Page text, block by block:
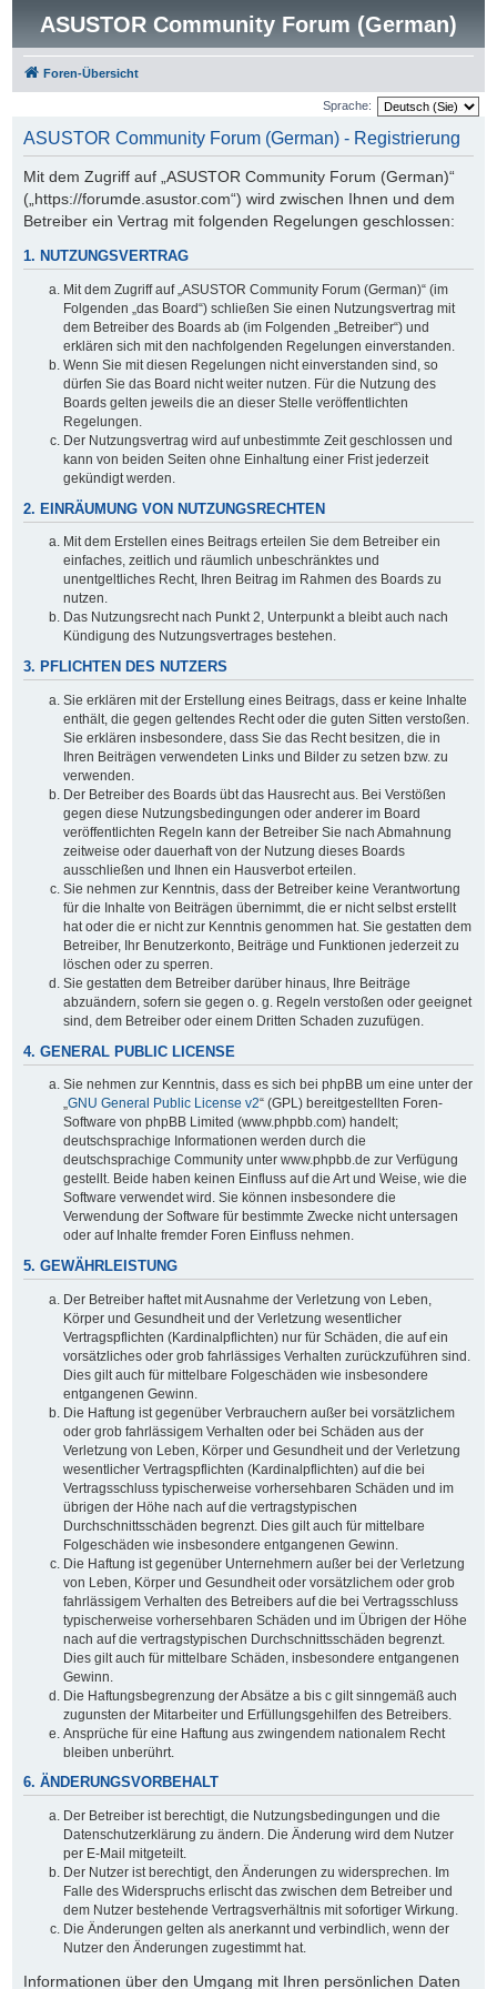
ASUSTOR Community Forum (German)
Foren-Übersicht
Sprache:
ASUSTOR Community Forum (German) - Registrierung
Mit dem Zugriff auf „ASUSTOR Community Forum (German)“
(„https://forumde.asustor.com“) wird zwischen Ihnen und dem
Betreiber ein Vertrag mit folgenden Regelungen geschlossen:
1. NUTZUNGSVERTRAG
Mit dem Zugriff auf „ASUSTOR Community Forum (German)“ (im
Folgenden „das Board“) schließen Sie einen Nutzungsvertrag mit
dem Betreiber des Boards ab (im Folgenden „Betreiber“) und
erklären sich mit den nachfolgenden Regelungen einverstanden.
Wenn Sie mit diesen Regelungen nicht einverstanden sind, so
dürfen Sie das Board nicht weiter nutzen. Für die Nutzung des
Boards gelten jeweils die an dieser Stelle veröffentlichten
Regelungen.
Der Nutzungsvertrag wird auf unbestimmte Zeit geschlossen und
kann von beiden Seiten ohne Einhaltung einer Frist jederzeit
gekündigt werden.
2. EINRÄUMUNG VON NUTZUNGSRECHTEN
Mit dem Erstellen eines Beitrags erteilen Sie dem Betreiber ein
einfaches, zeitlich und räumlich unbeschränktes und
unentgeltliches Recht, Ihren Beitrag im Rahmen des Boards zu
nutzen.
Das Nutzungsrecht nach Punkt 2, Unterpunkt a bleibt auch nach
Kündigung des Nutzungsvertrages bestehen.
3. PFLICHTEN DES NUTZERS
Sie erklären mit der Erstellung eines Beitrags, dass er keine Inhalte
enthält, die gegen geltendes Recht oder die guten Sitten verstoßen.
Sie erklären insbesondere, dass Sie das Recht besitzen, die in
Ihren Beiträgen verwendeten Links und Bilder zu setzen bzw. zu
verwenden.
Der Betreiber des Boards übt das Hausrecht aus. Bei Verstößen
gegen diese Nutzungsbedingungen oder anderer im Board
veröffentlichten Regeln kann der Betreiber Sie nach Abmahnung
zeitweise oder dauerhaft von der Nutzung dieses Boards
ausschließen und Ihnen ein Hausverbot erteilen.
Sie nehmen zur Kenntnis, dass der Betreiber keine Verantwortung
für die Inhalte von Beiträgen übernimmt, die er nicht selbst erstellt
hat oder die er nicht zur Kenntnis genommen hat. Sie gestatten dem
Betreiber, Ihr Benutzerkonto, Beiträge und Funktionen jederzeit zu
löschen oder zu sperren.
Sie gestatten dem Betreiber darüber hinaus, Ihre Beiträge
abzuändern, sofern sie gegen o. g. Regeln verstoßen oder geeignet
sind, dem Betreiber oder einem Dritten Schaden zuzufügen.
4. GENERAL PUBLIC LICENSE
Sie nehmen zur Kenntnis, dass es sich bei phpBB um eine unter der
„GNU General Public License v2“ (GPL) bereitgestellten Foren-
Software von phpBB Limited (www.phpbb.com) handelt;
deutschsprachige Informationen werden durch die
deutschsprachige Community unter www.phpbb.de zur Verfügung
gestellt. Beide haben keinen Einfluss auf die Art und Weise, wie die
Software verwendet wird. Sie können insbesondere die
Verwendung der Software für bestimmte Zwecke nicht untersagen
oder auf Inhalte fremder Foren Einfluss nehmen.
5. GEWÄHRLEISTUNG
Der Betreiber haftet mit Ausnahme der Verletzung von Leben,
Körper und Gesundheit und der Verletzung wesentlicher
Vertragspflichten (Kardinalpflichten) nur für Schäden, die auf ein
vorsätzliches oder grob fahrlässiges Verhalten zurückzuführen sind.
Dies gilt auch für mittelbare Folgeschäden wie insbesondere
entgangenen Gewinn.
Die Haftung ist gegenüber Verbrauchern außer bei vorsätzlichem
oder grob fahrlässigem Verhalten oder bei Schäden aus der
Verletzung von Leben, Körper und Gesundheit und der Verletzung
wesentlicher Vertragspflichten (Kardinalpflichten) auf die bei
Vertragsschluss typischerweise vorhersehbaren Schäden und im
übrigen der Höhe nach auf die vertragstypischen
Durchschnittsschäden begrenzt. Dies gilt auch für mittelbare
Folgeschäden wie insbesondere entgangenen Gewinn.
Die Haftung ist gegenüber Unternehmern außer bei der Verletzung
von Leben, Körper und Gesundheit oder vorsätzlichem oder grob
fahrlässigem Verhalten des Betreibers auf die bei Vertragsschluss
typischerweise vorhersehbaren Schäden und im Übrigen der Höhe
nach auf die vertragstypischen Durchschnittsschäden begrenzt.
Dies gilt auch für mittelbare Schäden, insbesondere entgangenen
Gewinn.
Die Haftungsbegrenzung der Absätze a bis c gilt sinngemäß auch
zugunsten der Mitarbeiter und Erfüllungsgehilfen des Betreibers.
Ansprüche für eine Haftung aus zwingendem nationalem Recht
bleiben unberührt.
6. ÄNDERUNGSVORBEHALT
Der Betreiber ist berechtigt, die Nutzungsbedingungen und die
Datenschutzerklärung zu ändern. Die Änderung wird dem Nutzer
per E-Mail mitgeteilt.
Der Nutzer ist berechtigt, den Änderungen zu widersprechen. Im
Falle des Widerspruchs erlischt das zwischen dem Betreiber und
dem Nutzer bestehende Vertragsverhältnis mit sofortiger Wirkung.
Die Änderungen gelten als anerkannt und verbindlich, wenn der
Nutzer den Änderungen zugestimmt hat.
Informationen über den Umgang mit Ihren persönlichen Daten